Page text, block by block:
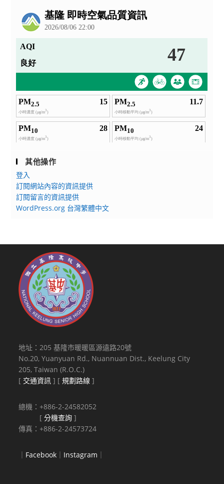
其他操作
登入
訂閱網站內容的資訊提供
訂閱留言的資訊提供
WordPress.org 台灣繁體中文
地址：205 基隆市暖暖區源遠路20號
No.20, Yuanyuan Rd., Nuannuan Dist., Keelung City
205, Taiwan (R.O.C.)
[ 交通資訊 ] [規劃路線 ]
總機：+886-2-24582052
[分機查詢 ]
傳真：+886-2-24573724
｜ Facebook ｜ Instagram ｜